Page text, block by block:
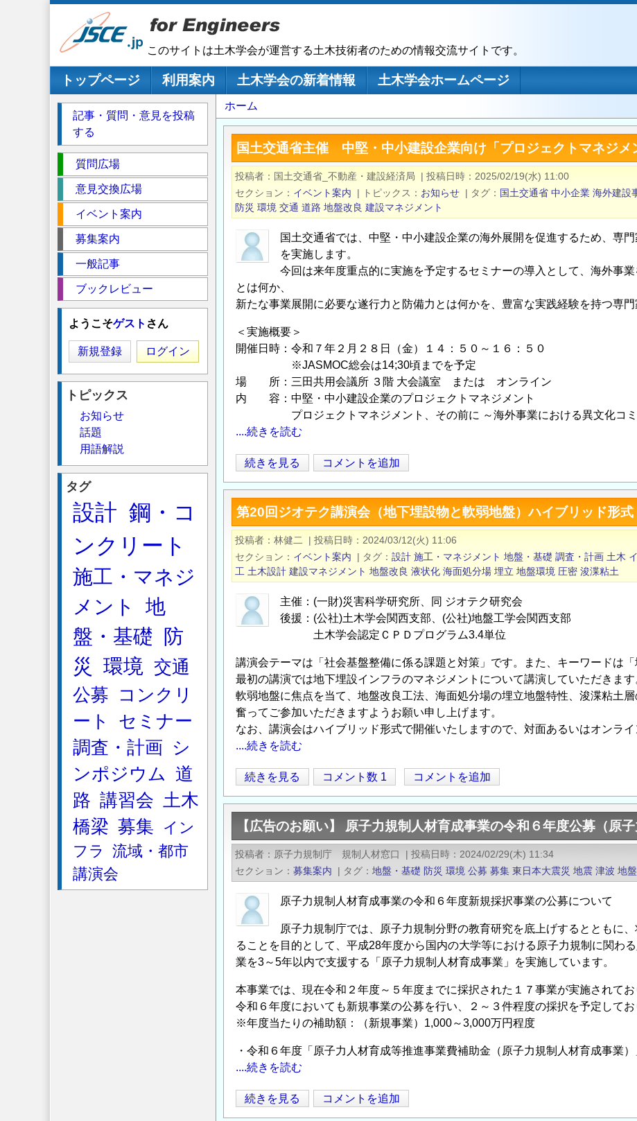
このサイトは土木学会が運営する土木技術者のための情報交流サイトです。
メインナビゲーション
トップページ 利用案内 土木学会の新着情報
土木学会ホームページ
パ
ン
く
ず
ホーム
国土交通省主催 中堅・中小建設企業向け「プロジェクトマネジメ
投稿者 国土交通省_不動産・建設経済局 | 投稿日時
2025/02/19(水) 11:00
セクション
イベント案内 | トピックス お知らせ | タグ 国土交通省 中小企業 海外建設
防災 環境 交通 道路 地盤改良 建設マネジメント
国土交通省では、中堅・中小建設企業の海外展開を促進するため、専
を実施します。
今回は来年度重点的に実施を予定するセミナーの導入として、海外事
とは何か、
新たな事業展開に必要な遂行力と防備力とは何かを、豊富な実践経験を持つ専門
＜実施概要＞
開催日時：令和７年２月２８日（金）１４：５０～１６：５０
※JASMOC総会は14;30頃までを予定
場 所：三田共用会議所 ３階 大会議室 または オンライン
内 容：中堅・中小建設企業のプロジェクトマネジメント
プロジェクトマネジメント、その前に ～海外事業における異文化コミ
....続きを読む
国
土
交
通
省
催
中
堅・
中
設
企
業
向
け
ロ
ェ
ク
ト
マ
ネ
ジ
メ
ト
セ
ミ
ナ
ー」
続きを見る コメントを追加
第20回ジオテク講演会（地下埋設物と軟弱地盤）ハイブリッド形式
投稿者 林健二 | 投稿日時
2024/03/12(火) 11:06
セクション
イベント案内 | タグ 設計 施工・マネジメント 地盤・基礎 調査・計画 土木
工 土木設計 建設マネジメント 地盤改良 液状化 海面処分場 埋立 地盤環境 圧密 浚渫粘土
主催：(一財)災害科学研究所、同 ジオテク研究会
後援：(公社)土木学会関西支部、(公社)地盤工学会関西支部
土木学会認定ＣＰＤプログラム3.4単位
講演会テーマは「社会基盤整備に係る課題と対策」です。また、キーワードは「
最初の講演では地下埋設インフラのマネジメントについて講演していただきます
軟弱地盤に焦点を当て、地盤改良工法、海面処分場の埋立地盤特性、浚渫粘土
奮ってご参加いただきますようお願い申し上げます。
なお、講演会はハイブリッド形式で開催いたしますので、対面あるいはオンライ
....続きを読む
第
20
回
ジ
オ
ク
講
演
（地
下
埋
設
物
軟
弱
地
盤）
続きを見る コメント数 1 コメントを追加
【広告のお願い】 原子力規制人材育成事業の令和６年度公募（原子
投稿者 原子力規制庁 規制人材窓口 | 投稿日時
2024/02/29(木) 11:34
セクション
募集案内 | タグ 地盤・基礎 防災 環境 公募 募集 東日本大震災 地震 津波 地
原子力規制人材育成事業の令和６年度新規採択事業の公募について
原子力規制庁では、原子力規制分野の教育研究を底上げするとともに
ることを目的として、平成28年度から国内の大学等における原子力規制に関わ
業を3～5年以内で支援する「原子力規制人材育成事業」を実施しています。
本事業では、現在令和２年度～５年度までに採択された１７事業が実施されてお
令和６年度においても新規事業の公募を行い、２～３件程度の採択を予定してお
※年度当たりの補助額：（新規事業）1,000～3,000万円程度
・令和６年度「原子力人材育成等推進事業費補助金（原子力規制人材育成事業
....続きを読む
【広
告
続きを見る コメントを追加
記事・質問・意見を投稿
する
ク
シ
質問広場
意見交換広場
イベント案内
募集案内
一般記事
ブックレビュー
ようこそゲスト さん
新規登録 ログイン
トピックス
お知らせ
話題
用語解説
タグ
設計 鋼・コ
ンクリート
施工・マネジ
メント
地
盤・基礎
防
災
環境 交通
公募
コンクリ
ート
セミナー
調査・計画
シ
ンポジウム 道
路 講習会 土木
橋梁 募集
イン
フラ
流域・都市
講演会